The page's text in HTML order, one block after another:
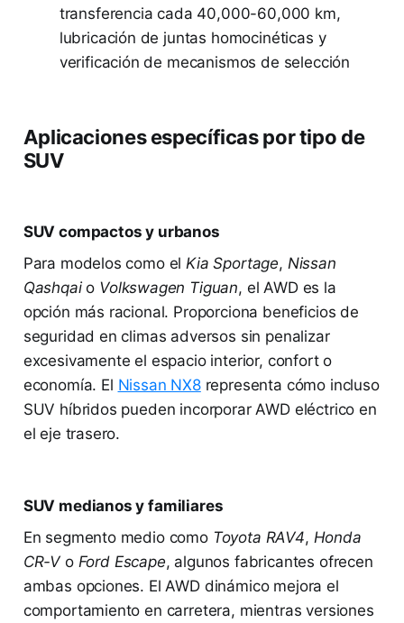
transferencia cada 40,000-60,000 km,
lubricación de juntas homocinéticas y
verificación de mecanismos de selección
Aplicaciones específicas por tipo de
SUV
SUV compactos y urbanos
Para modelos como elKia Sportage, Nissan
Qashqaio Volkswagen Tiguan, el AWD es la
opción más racional. Proporciona beneficios de
seguridad en climas adversos sin penalizar
excesivamente el espacio interior, confort o
economía. El Nissan NX8representa cómo incluso
SUV híbridos pueden incorporar AWD eléctrico en
el eje trasero.
SUV medianos y familiares
En segmento medio como Toyota RAV4, Honda
CR-V o Ford Escape, algunos fabricantes ofrecen
ambas opciones. El AWD dinámico mejora el
comportamiento en carretera, mientras versiones